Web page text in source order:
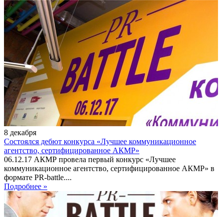
8 декабря
Состоялся дебют конкурса «Лучшее коммуникационное
агентство, сертифицированное АКМР»
06.12.17 АКМР провела первый конкурс «Лучшее
коммуникационное агентство, сертифицированное АКМР» в
формате PR-battle....
Подробнее »